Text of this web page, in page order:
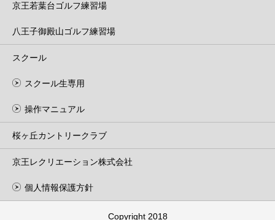
京王若葉台ゴルフ練習場
八王子御殿山ゴルフ練習場
スクール
スクール生専用
操作マニュアル
桜ヶ丘カントリークラブ
京王レクリエーション株式会社
個人情報保護方針
Copyright 2018